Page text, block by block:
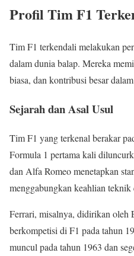
Profil Tim F1
Tim F1 terkendali melakukan
dalam dunia balap. Mereka
biasa, dan kontribusi besar
Sejarah dan Asal Usul
Tim F1 yang terkenal berakar
Formula 1 pertama kali
dan Alfa Romeo menetapkan
menggabungkan keahlian
Ferrari, misalnya, didirikan oleh
berkompetisi di F1 pada tahun
muncul pada tahun 1963 dan